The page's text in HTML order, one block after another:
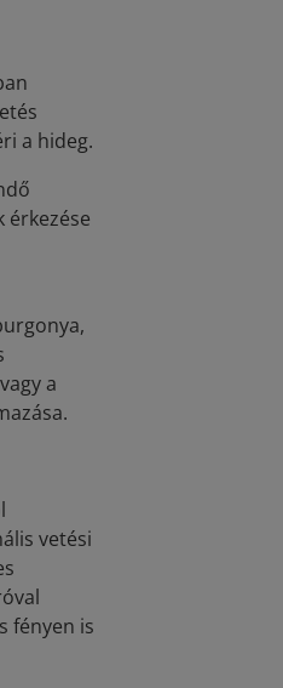
a hideg.
érkezése
a
vetési
fényen is